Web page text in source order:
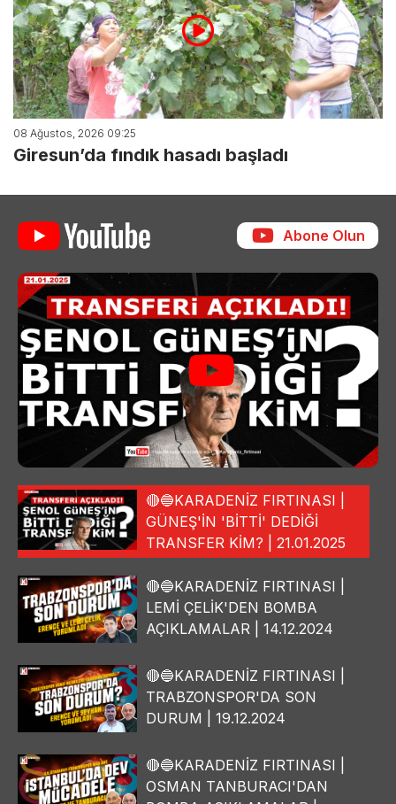
08 Ağustos, 2026 09:25
Giresun’da fındık hasadı başladı
Abone Olun
🔴🔵KARADENİZ FIRTINASI |
GÜNEŞ'İN 'BİTTİ' DEDİĞİ
TRANSFER KİM? | 21.01.2025
🔴🔵KARADENİZ FIRTINASI |
LEMİ ÇELİK'DEN BOMBA
AÇIKLAMALAR | 14.12.2024
🔴🔵KARADENİZ FIRTINASI |
TRABZONSPOR'DA SON
DURUM | 19.12.2024
🔴🔵KARADENİZ FIRTINASI |
OSMAN TANBURACI'DAN